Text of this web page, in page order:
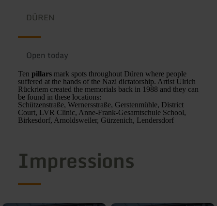
DÜREN
Open today
Tenpillars mark spots throughout Düren where people
suffered at the hands of the Nazi dictatorship. Artist Ulrich
Rückriem created the memorials back in 1988 and they can
be found in these locations:
Schützenstraße, Wernersstraße, Gerstenmühle, District
Court, LVR Clinic, Anne-Frank-Gesamtschule School,
Birkesdorf, Arnoldsweiler, Gürzenich, Lendersdorf
Impressions